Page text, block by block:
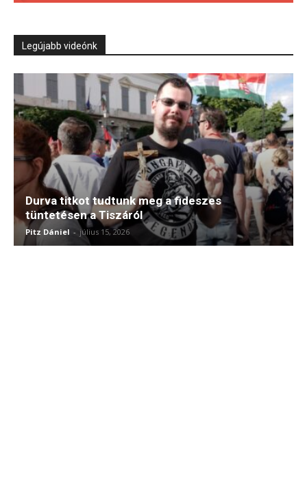
Legújabb videónk
Durva titkot tudtunk meg a fideszes
tüntetésen a Tiszáról
Pitz Dániel - július 15, 2026